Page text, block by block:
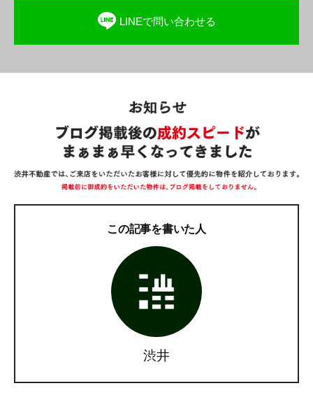
LINEで問い合わせる
この記事を書いた人
渋井